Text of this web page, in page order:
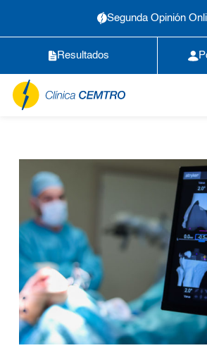
Segunda Opinión
Resultados